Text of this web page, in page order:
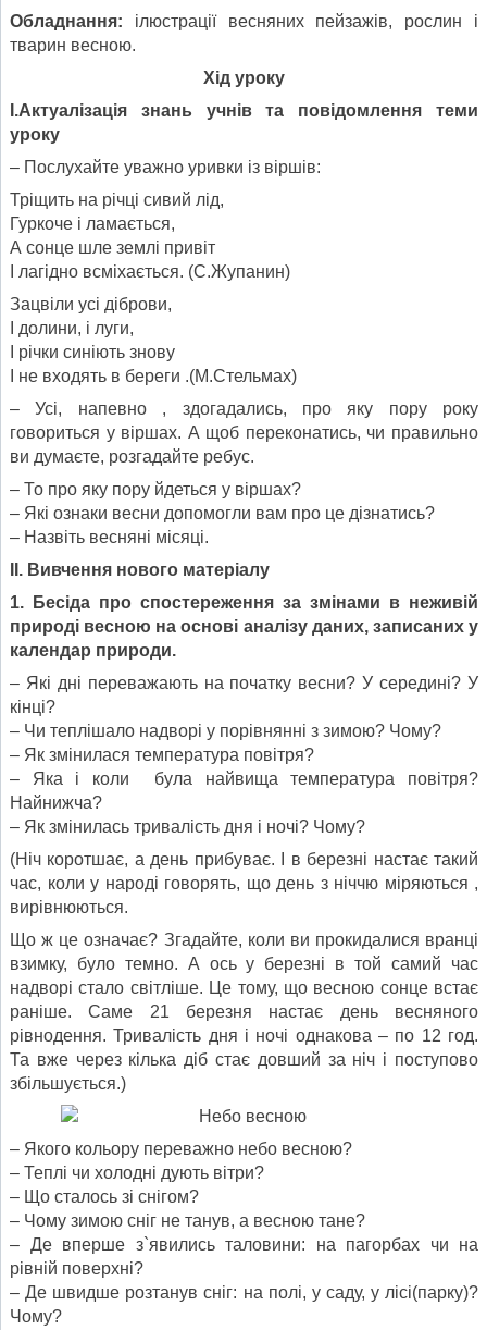
Обладнання: ілюстрації весняних пейзажів, рослин і
тварин весною.
Хід уроку
.Актуалізація знань учнів та повідомлення теми
уроку
– Послухайте уважно уривки із віршів:
Тріщить на річці сивий лід,
Гуркоче і ламається,
А сонце шле землі привіт
І лагідно всміхається. (С.Жупанин)
Зацвіли усі діброви,
І долини, і луги,
І річки синіють знову
І не входять в береги .(М.Стельмах)
– Усі, напевно , здогадались, про яку пору року
говориться у віршах. А щоб переконатись, чи правильно
ви думаєте, розгадайте ребус.
– То про яку пору йдеться у віршах?
– Які ознаки весни допомогли вам про це дізнатись?
– Назвіть весняні місяці.
. Вивчення нового матеріалу
1. Бесіда про спостереження за змінами в неживій
природі весною на основі аналізу даних, записаних у
календар природи.
– Які дні переважають на початку весни? У середині? У
кінці?
– Чи теплішало надворі у порівнянні з зимою? Чому?
– Як змінилася температура повітря?
– Яка і коли була найвища температура повітря?
Найнижча?
– Як змінилась тривалість дня і ночі? Чому?
(Ніч коротшає, а день прибуває. І в березні настає такий
час, коли у народі говорять, що день з ніччю міряються ,
вирівнюються.
Що ж це означає? Згадайте, коли ви прокидалися вранці
взимку, було темно. А ось у березні в той самий час
надворі стало світліше. Це тому, що весною сонце встає
раніше. Саме 21 березня настає день весняного
рівнодення. Тривалість дня і ночі однакова – по 12 год.
Та вже через кілька діб стає довший за ніч і поступово
збільшується.)
– Якого кольору переважно небо весною?
– Теплі чи холодні дують вітри?
– Що сталось зі снігом?
– Чому зимою сніг не танув, а весною тане?
– Де вперше з`явились таловини: на пагорбах чи на
рівній поверхні?
– Де швидше розтанув сніг: на полі, у саду, у лісі(парку)?
Чому?